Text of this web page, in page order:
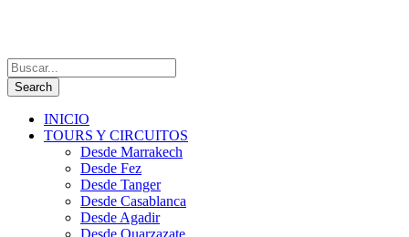
INICIO
TOURS Y CIRCUITOS
Desde Marrakech
Desde Fez
Desde Tanger
Desde Casablanca
Desde Agadir
Desde Ouarzazate